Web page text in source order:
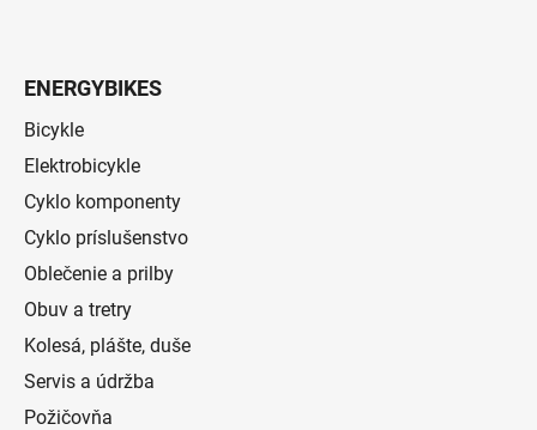
ENERGYBIKES
Bicykle
Elektrobicykle
Cyklo komponenty
Cyklo príslušenstvo
Oblečenie a prilby
Obuv a tretry
Kolesá, plášte, duše
Servis a údržba
Požičovňa